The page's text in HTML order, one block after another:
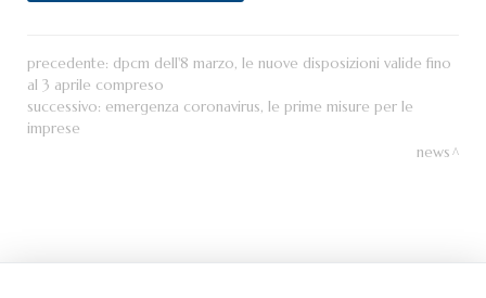
precedente: dpcm dell'8 marzo, le nuove disposizioni valide fino
al 3 aprile compreso
successivo: emergenza coronavirus, le prime misure per le
imprese
news